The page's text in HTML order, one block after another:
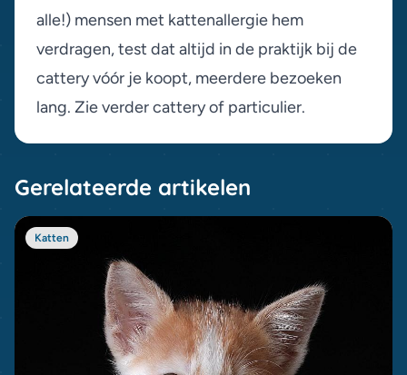
alle!) mensen met kattenallergie hem
verdragen, test dat altijd in de praktijk bij de
cattery vóór je koopt, meerdere bezoeken
lang. Zie verdercattery of particulier.
Gerelateerde artikelen
Katten